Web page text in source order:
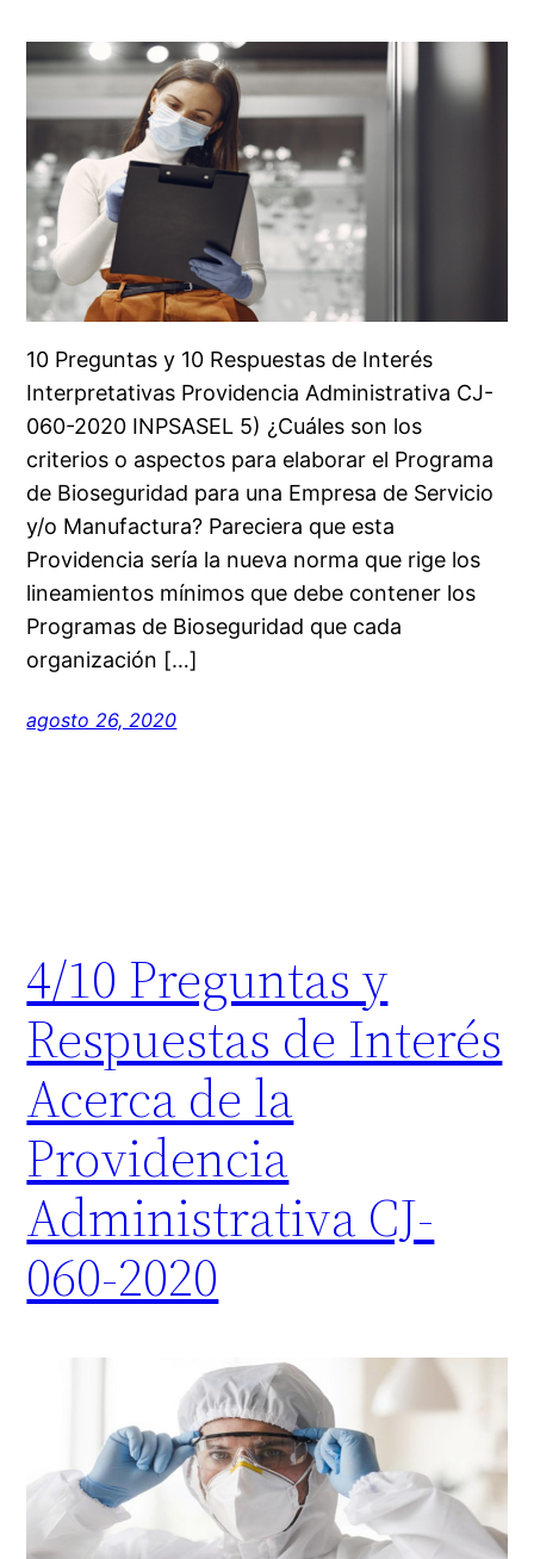
10 Preguntas y 10 Respuestas de Interés
Interpretativas Providencia Administrativa CJ-
060-2020 INPSASEL 5) ¿Cuáles son los
criterios o aspectos para elaborar el Programa
de Bioseguridad para una Empresa de Servicio
y/o Manufactura? Pareciera que esta
Providencia sería la nueva norma que rige los
lineamientos mínimos que debe contener los
Programas de Bioseguridad que cada
organización […]
agosto 26, 2020
4/10 Preguntas y
Respuestas de Interés
Acerca de la
Providencia
Administrativa CJ-
060-2020